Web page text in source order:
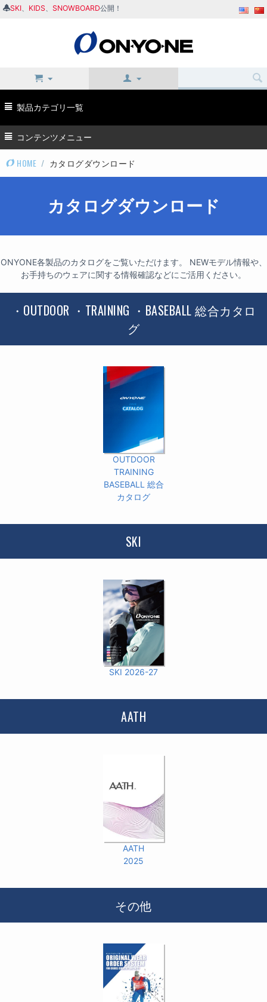
SKI KIDS SNOWBOARD公開！
製品カテゴリ一覧
コンテンツメニュー
HOME / カタログダウンロード
カタログダウンロード
ONYONE各製品のカタログをご覧いただけます。 NEWモデル情報や、
お手持ちのウェアに関する情報確認などにご活用ください。
・OUTDOOR ・TRAINING ・BASEBALL 総合カタロ
グ
OUTDOOR
TRAINING
BASEBALL 総合
カタログ
SKI
SKI 2026-27
AATH
AATH
2025
その他